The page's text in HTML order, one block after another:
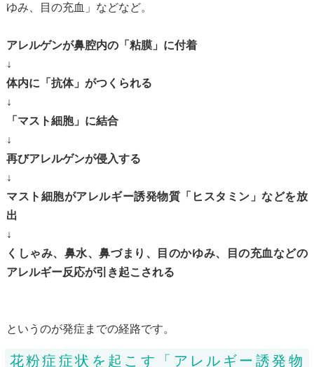
ゆみ、目の充血」などなど。
アレルゲンが鼻腔内の「粘膜」に付着
↓
体内に「抗体」がつくられる
↓
「マスト細胞」に結合
↓
再びアレルゲンが侵入する
↓
マスト細胞がアレルギー誘発物質「ヒスタミン」などを放
出
↓
くしゃみ、鼻水、鼻づまり、目のかゆみ、目の充血などの
アレルギー反応が引き起こされる
というのが発症までの経路です。
花粉症症状を起こす「アレルギー誘発物